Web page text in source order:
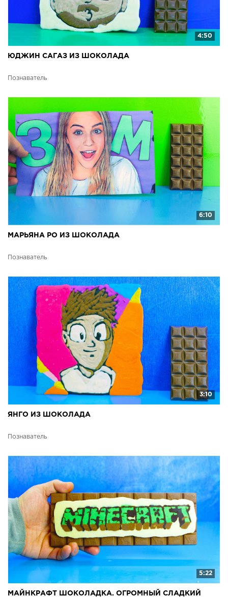
4:50
ЮДЖИН САГАЗ ИЗ ШОКОЛАДА
Познаватель
6:10
МАРЬЯНА РО ИЗ ШОКОЛАДА
Познаватель
3:10
ЯНГО ИЗ ШОКОЛАДА
Познаватель
5:22
МАЙНКРАФТ ШОКОЛАДКА. ОГРОМНЫЙ СЛАДКИЙ